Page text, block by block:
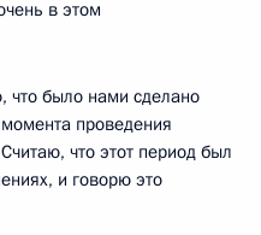
в этом
что было нами сделано
проведения
что этот период был
и говорю это